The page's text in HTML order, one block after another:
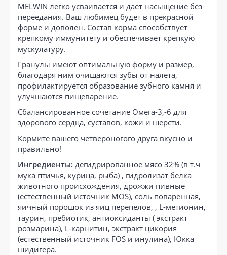
MELWIN легко усваивается и дает насыщение без
переедания. Ваш любимец будет в прекрасной
форме и доволен. Состав корма способствует
крепкому иммунитету и обеспечивает крепкую
мускулатуру.
Гранулы имеют оптимальную форму и размер,
благодаря ним очищаются зубы от налета,
профилактируется образование зубного камня и
улучшаются пищеварение.
Сбалансированное сочетание Омега-3,-6 для
здорового сердца, суставов, кожи и шерсти.
Кормите вашего четвероногого друга вкусно и
правильно!
Ингредиенты: дегидрированное мясо 32% (в т.ч
мука птичья, курица, рыба) , гидролизат белка
животного происхождения, дрожжи пивные
(естественный источник MOS), соль поваренная,
яичный порошок из яиц перепелов, , L-метионин,
таурин, пребиотик, антиоксиданты ( экстракт
розмарина), L-карнитин, экстракт цикория
(естественный источник FOS и инулина), Юкка
шидигера.